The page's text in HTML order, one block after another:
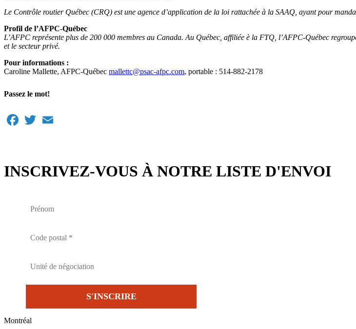
Le Contrôle routier Québec (CRQ) est une agence d’application de la loi rattachée à la SAAQ, ayant pour
Profil de l’AFPC-Québec
L’AFPC représente plus de 200 000 membres au Canada. Au Québec, affiliée è la FTQ, l’AFPC-Québec
et le secteur privé.
Pour informations :
Caroline Mallette, AFPC-Québec mallettc@psac-afpc.com, portable : 514-882-2178
Passez le mot!
Facebook
Twitter
INSCRIVEZ-VOUS À NOTRE LISTE D'ENVOI
Montréal